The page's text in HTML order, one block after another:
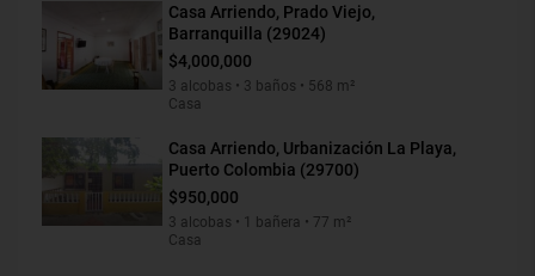
Casa Arriendo, Prado Viejo,
Barranquilla (29024)
$4,000,000
3 alcobas • 3 baños • 568 m²
Casa
Casa Arriendo, Urbanización La Playa,
Puerto Colombia (29700)
$950,000
3 alcobas • 1 bañera • 77 m²
Casa